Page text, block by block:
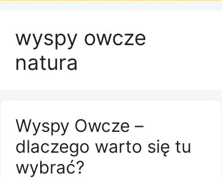
wyspy owcze
natura
Wyspy Owcze –
dlaczego warto się tu
wybrać?